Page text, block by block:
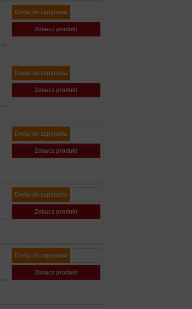
Dodaj do zapytania
Zobacz produkt
Dodaj do zapytania
Zobacz produkt
Dodaj do zapytania
Zobacz produkt
Dodaj do zapytania
Zobacz produkt
Dodaj do zapytania
Zobacz produkt